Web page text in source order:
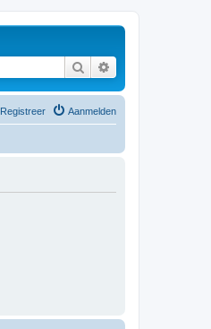
Zoek
Aanmelden
Registreer